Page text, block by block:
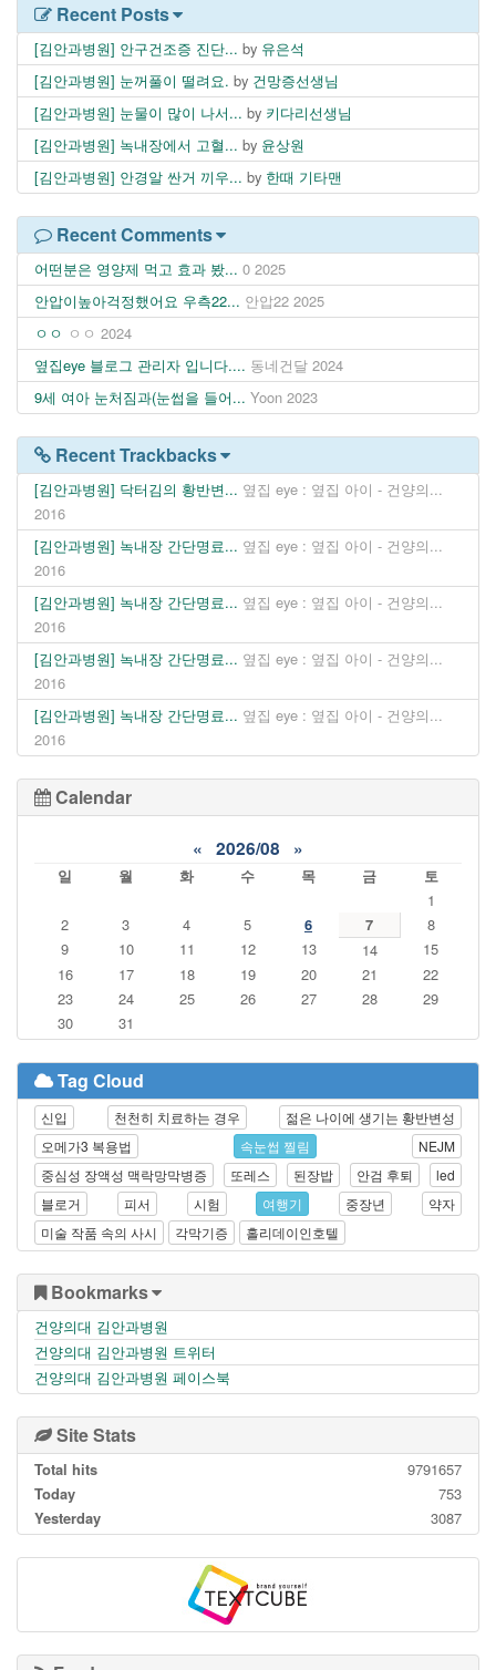
Recent Posts
[김안과병원] 안구건조증 진단... by 유은석
[김안과병원] 눈꺼풀이 떨려요. by 건망증선생님
[김안과병원] 눈물이 많이 나서... by 키다리선생님
[김안과병원] 녹내장에서 고혈... by 윤상원
[김안과병원] 안경알 싼거 끼우... by 한때 기타맨
Recent Comments
어떤분은 영양제 먹고 효과 봤... 0 2025
안압이높아걱정했어요 우측22... 안압22 2025
ㅇㅇ ㅇㅇ 2024
옆집eye 블로그 관리자 입니다.... 동네건달 2024
9세 여아 눈처짐과(눈썹을 들어... Yoon 2023
Recent Trackbacks
[김안과병원] 닥터김의 황반변... 옆집 eye : 옆집 아이 - 건양의...
2016
[김안과병원] 녹내장 간단명료... 옆집 eye : 옆집 아이 - 건양의...
2016
[김안과병원] 녹내장 간단명료... 옆집 eye : 옆집 아이 - 건양의...
2016
[김안과병원] 녹내장 간단명료... 옆집 eye : 옆집 아이 - 건양의...
2016
[김안과병원] 녹내장 간단명료... 옆집 eye : 옆집 아이 - 건양의...
2016
Calendar
« 2026/08 »
일 월 화 수 목 금
토
1
2
3 4 5 6 7
8
9
10 11 12 13 14
15
16
17 18 19 20 21
22
23
24 25 26 27 28
29
30
31
Tag Cloud
신입 천천히 치료하는 경우
젊은 나이에 생기는 황반변성
오메가3 복용법
속눈썹 찔림
NEJM
중심성 장액성 맥락망막병증
또레스 된장밥 안검 후퇴
led
블로거
피서 시험 여행기 중장년
약자
미술 작품 속의 사시
각막기증 홀리데이인호텔
Bookmarks
건양의대 김안과병원
건양의대 김안과병원 트위터
건양의대 김안과병원 페이스북
Site Stats
Total hits
9791657
Today
753
Yesterday
3087